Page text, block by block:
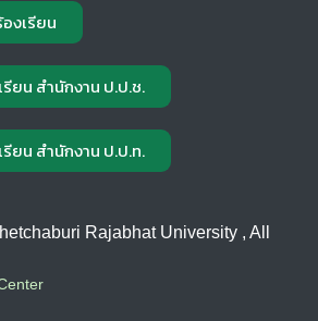
งเรียน
ยน สำนักงาน ป.ป.ช.
ยน สำนักงาน ป.ป.ท.
Rajabhat University , All